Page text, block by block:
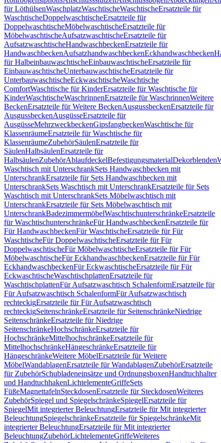
für LöthülsenWaschplatzWaschtischeWaschtischeErsatzteile für
WaschtischeDoppelwaschtischeErsatzteile für
DoppelwaschtischeMöbelwaschtischeErsatzteile für
MöbelwaschtischeAufsatzwaschtischeErsatzteile für
AufsatzwaschtischeHandwaschbeckenErsatzteile für
HandwaschbeckenAufsatzhandwaschbeckenEckhandwaschbecken
für HalbeinbauwaschtischeEinbauwaschtischeErsatzteile für
EinbauwaschtischeUnterbauwaschtischeErsatzteile für
UnterbauwaschtischeEckwaschtischeWaschtische
ComfortWaschtische für KinderErsatzteile für Waschtische für
KinderWaschtischeWaschrinnenErsatzteile für WaschrinnenWeitere
BeckenErsatzteile für Weitere BeckenAusgussbeckenErsatzteile für
AusgussbeckenAusgüsseErsatzteile für
AusgüsseMehrzweckbeckenGipsfangbeckenWaschtische für
KlassenräumeErsatzteile für Waschtische für
KlassenräumeZubehörSäulenErsatzteile für
SäulenHalbsäulenErsatzteile für
HalbsäulenZubehörAblaufdeckelBefestigungsmaterialDekorblenden
Waschtisch mit UnterschrankSets Handwaschbecken mit
UnterschrankErsatzteile für Sets Handwaschbecken mit
UnterschrankSets Waschtisch mit UnterschrankErsatzteile für Sets
Waschtisch mit UnterschrankSets Möbelwaschtisch mit
UnterschrankErsatzteile für Sets Möbelwaschtisch mit
UnterschrankBadezimmermöbelWaschtischunterschränkeErsatzteile
für WaschtischunterschränkeFür HandwaschbeckenErsatzteile für
Für HandwaschbeckenFür WaschtischeErsatzteile für Für
WaschtischeFür DoppelwaschtischeErsatzteile für Für
DoppelwaschtischeFür MöbelwaschtischeErsatzteile für Für
MöbelwaschtischeFür EckhandwaschbeckenErsatzteile für Für
EckhandwaschbeckenFür EckwaschtischeErsatzteile für Für
EckwaschtischeWaschtischplattenErsatzteile für
WaschtischplattenFür Aufsatzwaschtisch SchalenformErsatzteile für
Für Aufsatzwaschtisch SchalenformFür Aufsatzwaschtisch
rechteckigErsatzteile für Für Aufsatzwaschtisch
rechteckigSeitenschränkeErsatzteile für SeitenschränkeNiedrige
SeitenschränkeErsatzteile für Niedrige
SeitenschränkeHochschränkeErsatzteile für
HochschränkeMittelhochschränkeErsatzteile für
MittelhochschränkeHängeschränkeErsatzteile für
HängeschränkeWeitere MöbelErsatzteile für Weitere
MöbelWandablagenErsatzteile für WandablagenZubehörErsatzteile
für ZubehörSchubladeneinsätze und OrdnungsboxenHandtuchhalter
und HandtuchhakenLichtelementeGriffeSets
FüßeMagnettafelnSteckdosenErsatzteile für SteckdosenWeiteres
ZubehörSpiegel und SpiegelschränkeSpiegelErsatzteile für
SpiegelMit integrierter BeleuchtungErsatzteile für Mit integrierter
BeleuchtungSpiegelschränkeErsatzteile für SpiegelschränkeMit
integrierter BeleuchtungErsatzteile für Mit integrierter
BeleuchtungZubehörLichtelementeGriffeWeiteres